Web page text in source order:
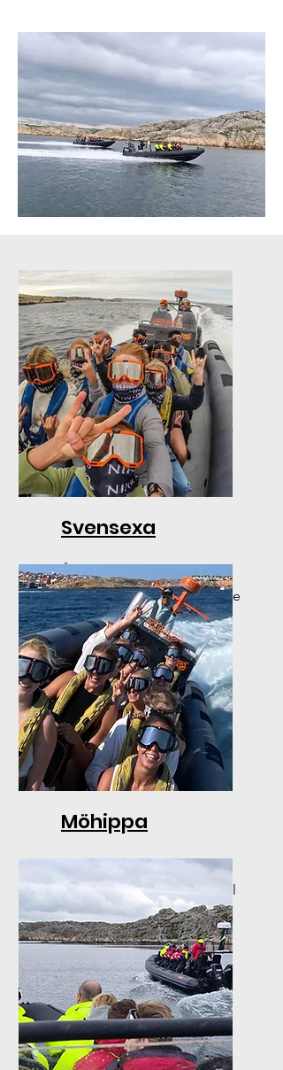
Svensexa
Åk ribbåt på svensexan. En
rolig och fartfylld upplevelse
Möhippa
Ta med bruden ut på havet
och njut av ostron & bubbel